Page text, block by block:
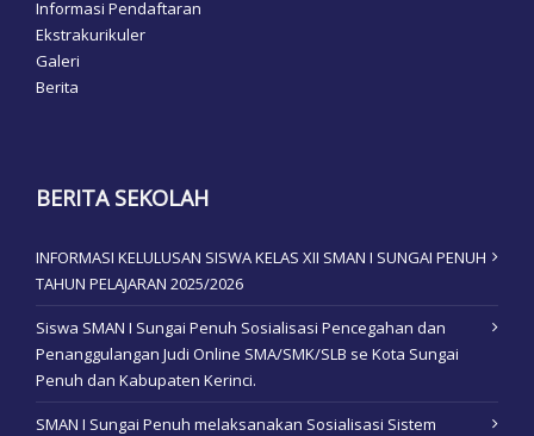
Informasi Pendaftaran
Ekstrakurikuler
Galeri
Berita
BERITA SEKOLAH
INFORMASI KELULUSAN SISWA KELAS XII SMAN I SUNGAI PENUH
TAHUN PELAJARAN 2025/2026
Siswa SMAN I Sungai Penuh Sosialisasi Pencegahan dan
Penanggulangan Judi Online SMA/SMK/SLB se Kota Sungai
Penuh dan Kabupaten Kerinci.
SMAN I Sungai Penuh melaksanakan Sosialisasi Sistem